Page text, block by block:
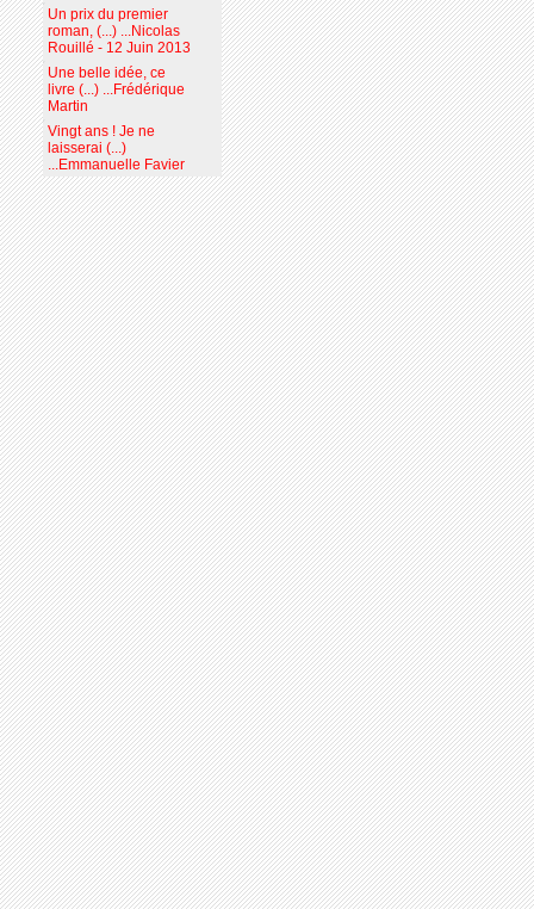
Un prix du premier
roman, (...) ...Nicolas
Rouillé - 12 Juin 2013
Une belle idée, ce
livre (...) ...Frédérique
Martin
Vingt ans ! Je ne
laisserai (...)
...Emmanuelle Favier